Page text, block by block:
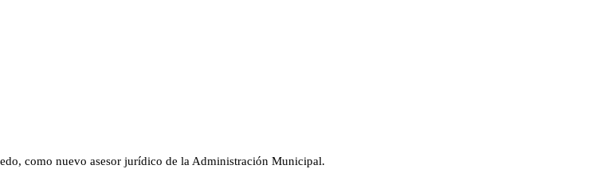
como nuevo asesor jurídico de la Administración Municipal.